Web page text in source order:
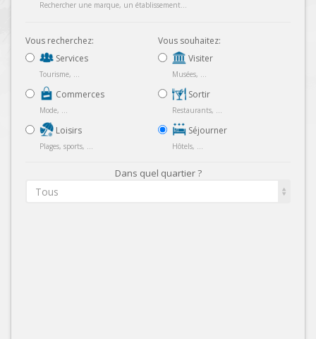
Rechercher une marque, un établissement...
Vous recherchez:
Services
Tourisme, ...
Commerces
Mode, ...
Loisirs
Plages, sports, ...
Vous souhaitez:
Visiter
Musées, ...
Sortir
Restaurants, ...
Séjourner
Hôtels, ...
Dans quel quartier ?
Tous